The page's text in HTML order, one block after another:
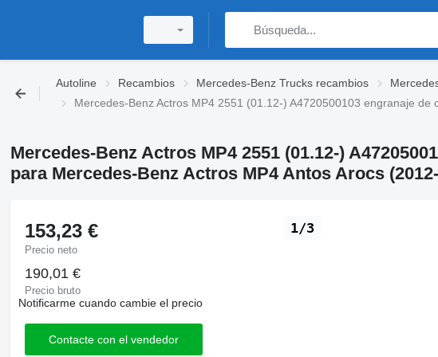
Autoline Recambios Mercedes-Benz Trucks recambios
Mercedes-Benz Actros MP4 2551 (01.12-) A4720500103 engranaje
Mercedes-Benz Actros MP4 2551 (01.12-)
para Mercedes-Benz Actros MP4 Antos Arocs
1/3
153,23 €
Precio neto
190,01 €
Precio bruto
Notificarme cuando cambie el precio
Contacte con el vendedor